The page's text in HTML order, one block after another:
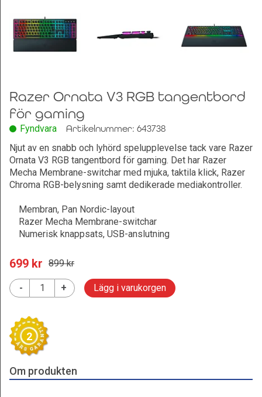
Razer Ornata V3 RGB tangentbord
för gaming
Fyndvara
Artikelnummer: 643738
Njut av en snabb och lyhörd spelupplevelse tack vare Razer
Ornata V3 RGB tangentbord för gaming. Det har Razer
Mecha Membrane-switchar med mjuka, taktila klick, Razer
Chroma RGB-belysning samt dedikerade mediakontroller.
Membran, Pan Nordic-layout
Razer Mecha Membrane-switchar
Numerisk knappsats, USB-anslutning
699 kr 899 kr
- + Lägg i varukorgen
2
Om produkten